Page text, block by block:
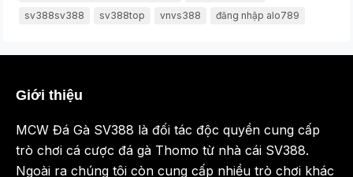
sv388sv388
sv388top vnvs388 đăng nhập alo789
Giới thiệu
MCW Đá Gà SV388 là đối tác độc quyền cung cấp
trò chơi cá cược đá gà Thomo từ nhà cái SV388.
Ngoài ra chúng tôi còn cung cấp nhiều trò chơi khác